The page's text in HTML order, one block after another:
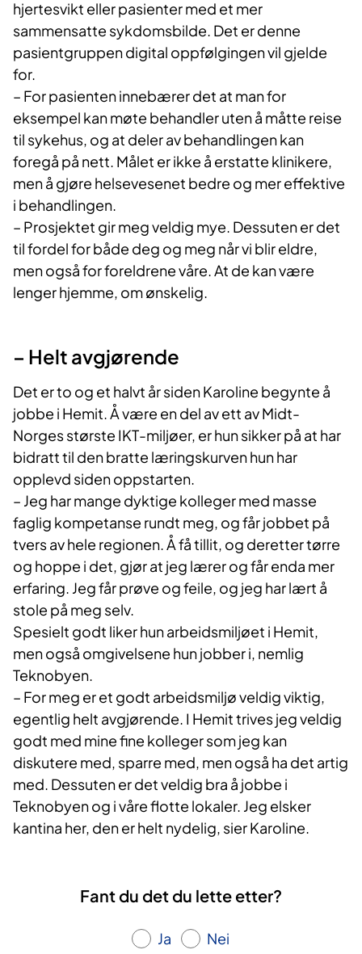
hjertesvikt eller pasienter med et mer
sammensatte sykdomsbilde. Det er denne
pasientgruppen digital oppfølgingen vil gjelde
for.
– For pasienten innebærer det at man for
eksempel kan møte behandler uten å måtte reise
til sykehus, og at deler av behandlingen kan
foregå på nett. Målet er ikke å erstatte klinikere,
men å gjøre helsevesenet bedre og mer effektive
i behandlingen.
– Prosjektet gir meg veldig mye. Dessuten er det
til fordel for både deg og meg når vi blir eldre,
men også for foreldrene våre. At de kan være
lenger hjemme, om ønskelig.
– Helt avgjørende
Det er to og et halvt år siden Karoline begynte å
jobbe i Hemit. Å være en del av ett av Midt-
Norges største IKT-miljøer, er hun sikker på at har
bidratt til den bratte læringskurven hun har
opplevd siden oppstarten.
– Jeg har mange dyktige kolleger med masse
faglig kompetanse rundt meg, og får jobbet på
tvers av hele regionen. Å få tillit, og deretter tørre
og hoppe i det, gjør at jeg lærer og får enda mer
erfaring. Jeg får prøve og feile, og jeg har lært å
stole på meg selv.
Spesielt godt liker hun arbeidsmiljøet i Hemit,
men også omgivelsene hun jobber i, nemlig
Teknobyen.
– For meg er et godt arbeidsmiljø veldig viktig,
egentlig helt avgjørende. I Hemit trives jeg veldig
godt med mine fine kolleger som jeg kan
diskutere med, sparre med, men også ha det artig
med. Dessuten er det veldig bra å jobbe i
Teknobyen og i våre flotte lokaler. Jeg elsker
kantina her, den er helt nydelig, sier Karoline.
Fant du det du lette etter?
Ja Nei